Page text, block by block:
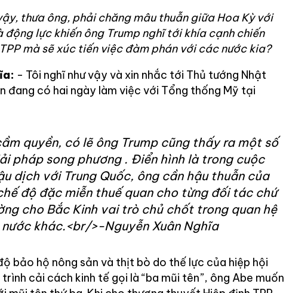
thưa ông, phải chăng mâu thuẫn giữa Hoa Kỳ với
động lực khiến ông Trump nghĩ tới khía cạnh chiến
mà sẽ xúc tiến việc đàm phán với các nước kia?
- Tôi nghĩ như vậy và xin nhắc tới Thủ tướng Nhật
đang có hai ngày làm việc với Tổng thống Mỹ tại
quyền, có lẽ ông Trump cũng thấy ra một số
pháp song phương . Điển hình là trong cuộc
dịch với Trung Quốc, ông cần hậu thuẫn của
độ đặc miễn thuế quan cho từng đối tác chứ
cho Bắc Kinh vai trò chủ chốt trong quan hệ
khác.<br/>-Nguyễn Xuân Nghĩa
bảo hộ nông sản và thịt bò do thế lực của hiệp hội
cải cách kinh tế gọi là “ba mũi tên”, ông Abe muốn